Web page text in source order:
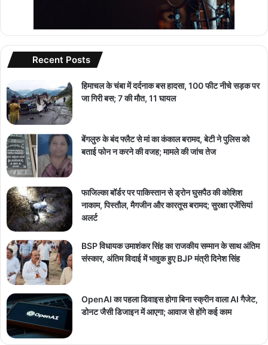
Recent Posts
हिमाचल के चंबा में दर्दनाक बस हादसा, 100 फीट नीचे सड़क पर
जा गिरी बस; 7 की मौत, 11 घायल
बेंगलुरु के बंद फ्लैट से मां का कंकाल बरामद, बेटी ने पुलिस को
बताई फोन न करने की वजह; मामले की जांच तेज
फाजिल्का बॉर्डर पर पाकिस्तान से ड्रोन घुसपैठ की कोशिश
नाकाम, पिस्तौल, मैगजीन और कारतूस बरामद; सुरक्षा एजेंसियां
अलर्ट
BSP विधायक उमाशंकर सिंह का राजकीय सम्मान के साथ अंतिम
संस्कार, अंतिम विदाई में भावुक हुए BJP मंत्री दिनेश सिंह
OpenAI का पहला डिवाइस होगा बिना स्क्रीन वाला AI गैजेट,
डोनट जैसी डिजाइन में आएगा; आवाज से होंगे कई काम